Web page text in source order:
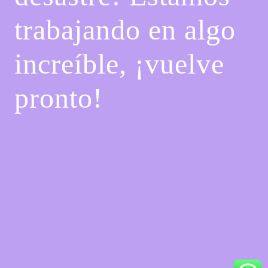
trabajando en algo
increíble, ¡vuelve
pronto!